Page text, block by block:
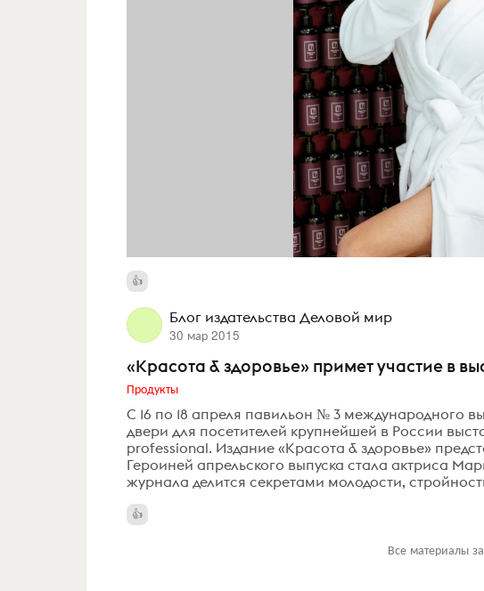
Блог издательства Деловой мир
30 мар 2015
«Красота & здоровье» примет участие в
Продукты
С 16 по 18 апреля павильон № 3 международного
двери для посетителей крупнейшей в России
professional. Издание «Красота & здоровье»
Героиней апрельского выпуска стала актриса
журнала делится секретами молодости,
Все материалы